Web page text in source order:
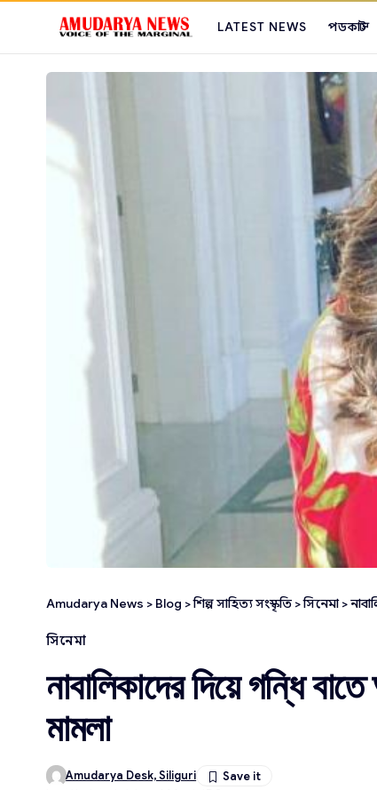
LATEST NEWS পডকাস্ট
Amudarya News > Blog >শিল্প সাহিত্য সংস্কৃতি >সিনেমা>
সিনেমা
নাবালিকাদের দিয়ে গন্ধি
মামলা
Amudarya Desk, Siliguri